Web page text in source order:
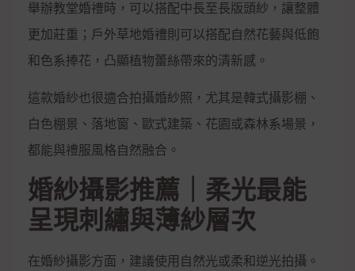
舉辦教堂婚禮時，可以搭配中長至長版頭紗，讓整體
更加莊重；戶外草地婚禮則可以搭配自然花藝與低飽
和色系捧花，凸顯植物蕾絲帶來的清新感。
這款婚紗也很適合拍攝婚紗照，尤其是韓式攝影棚、
白色棚景、落地窗、歐式建築、花園或森林系場景，
都能與禮服風格自然融合。
婚紗攝影推薦｜柔光最能
呈現刺繡與薄紗層次
在婚紗攝影方面，建議使用自然光或柔和逆光拍攝。